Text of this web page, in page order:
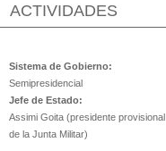
ACTIVIDADES
Malí
Sistema de Gobierno:
Semipresidencial
Jefe de Estado:
Assimi Goita (presidente provisional
de la Junta Militar)